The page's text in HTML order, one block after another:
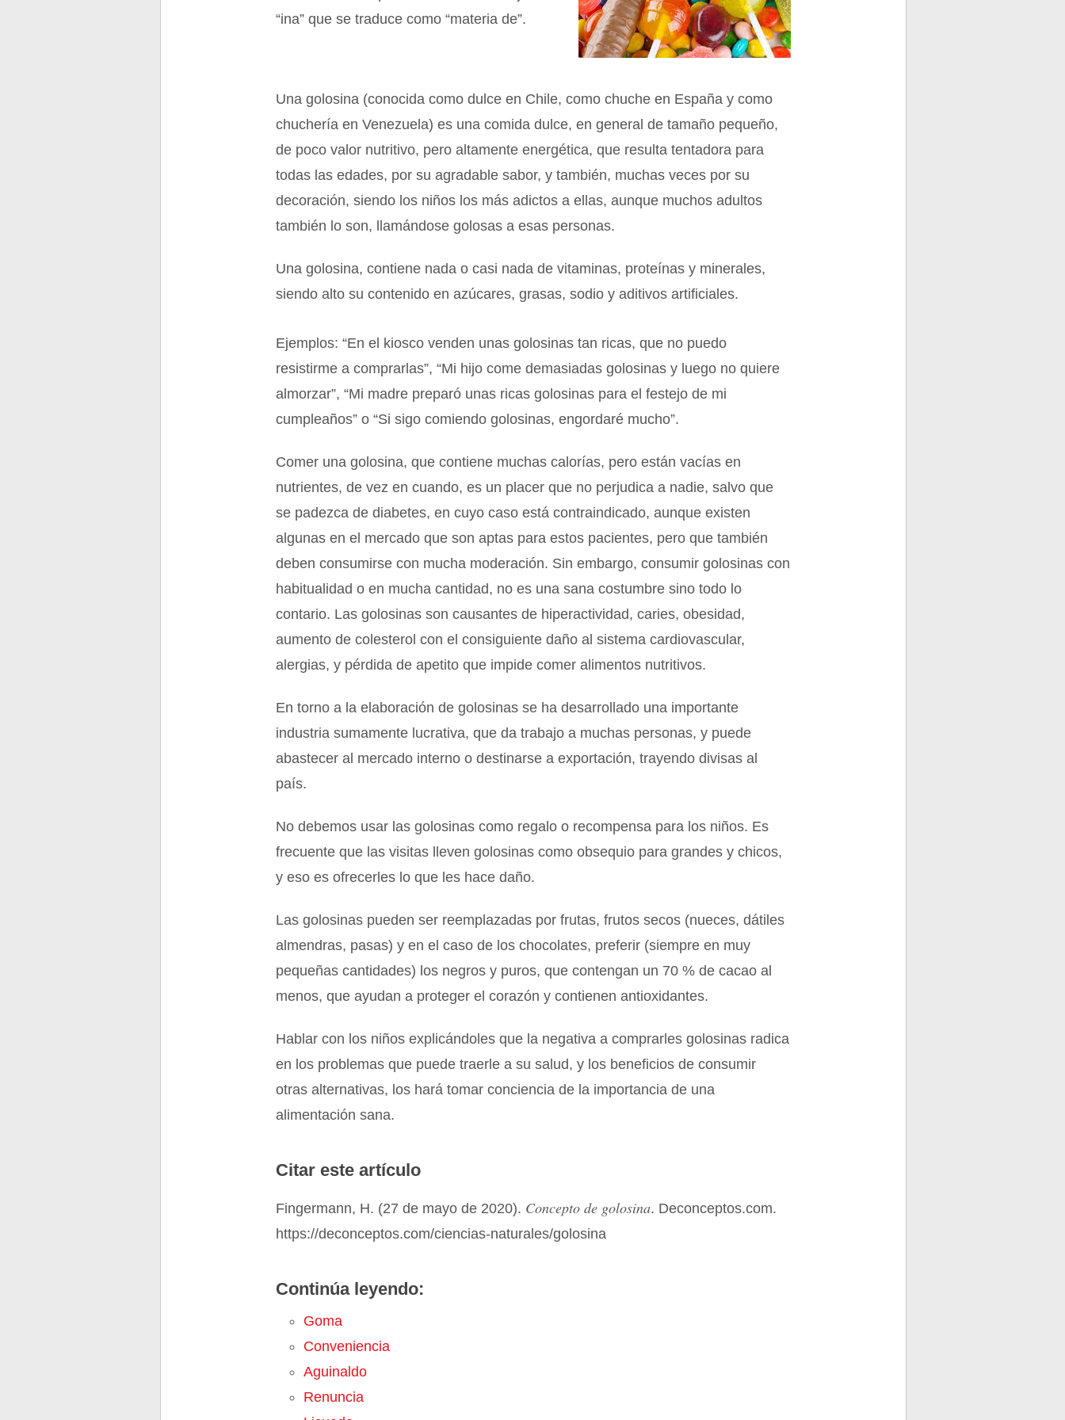
“ina” que se traduce como “materia de”.
Una golosina (conocida como dulce en Chile, como chuche en España y como
chuchería en Venezuela) es una comida dulce, en general de tamaño pequeño,
de poco valor nutritivo, pero altamente energética, que resulta tentadora para
todas las edades, por su agradable sabor, y también, muchas veces por su
decoración, siendo los niños los más adictos a ellas, aunque muchos adultos
también lo son, llamándose golosas a esas personas.
Una golosina, contiene nada o casi nada de vitaminas, proteínas y minerales,
siendo alto su contenido en azúcares, grasas, sodio y aditivos artificiales.
Ejemplos: “En el kiosco venden unas golosinas tan ricas, que no puedo
resistirme a comprarlas”, “Mi hijo come demasiadas golosinas y luego no quiere
almorzar”, “Mi madre preparó unas ricas golosinas para el festejo de mi
cumpleaños” o “Si sigo comiendo golosinas, engordaré mucho”.
Comer una golosina, que contiene muchas calorías, pero están vacías en
nutrientes, de vez en cuando, es un placer que no perjudica a nadie, salvo que
se padezca de diabetes, en cuyo caso está contraindicado, aunque existen
algunas en el mercado que son aptas para estos pacientes, pero que también
deben consumirse con mucha moderación. Sin embargo, consumir golosinas con
habitualidad o en mucha cantidad, no es una sana costumbre sino todo lo
contario. Las golosinas son causantes de hiperactividad, caries, obesidad,
aumento de colesterol con el consiguiente daño al sistema cardiovascular,
alergias, y pérdida de apetito que impide comer alimentos nutritivos.
En torno a la elaboración de golosinas se ha desarrollado una importante
industria sumamente lucrativa, que da trabajo a muchas personas, y puede
abastecer al mercado interno o destinarse a exportación, trayendo divisas al
país.
No debemos usar las golosinas como regalo o recompensa para los niños. Es
frecuente que las visitas lleven golosinas como obsequio para grandes y chicos,
y eso es ofrecerles lo que les hace daño.
Las golosinas pueden ser reemplazadas por frutas, frutos secos (nueces, dátiles
almendras, pasas) y en el caso de los chocolates, preferir (siempre en muy
pequeñas cantidades) los negros y puros, que contengan un 70 % de cacao al
menos, que ayudan a proteger el corazón y contienen antioxidantes.
Hablar con los niños explicándoles que la negativa a comprarles golosinas radica
en los problemas que puede traerle a su salud, y los beneficios de consumir
otras alternativas, los hará tomar conciencia de la importancia de una
alimentación sana.
Citar este artículo
Fingermann, H. (27 de mayo de 2020). Concepto de golosina. Deconceptos.com.
https://deconceptos.com/ciencias-naturales/golosina
Continúa leyendo:
Goma
Conveniencia
Aguinaldo
Renuncia